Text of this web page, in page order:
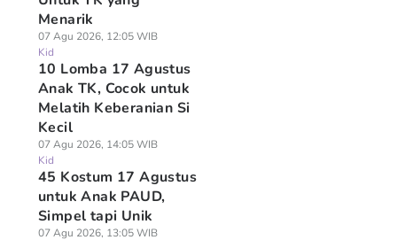
Menarik
07 Agu 2026, 12:05 WIB
Kid
10 Lomba 17 Agustus
Anak TK, Cocok untuk
Melatih Keberanian Si
Kecil
07 Agu 2026, 14:05 WIB
Kid
45 Kostum 17 Agustus
untuk Anak PAUD,
Simpel tapi Unik
07 Agu 2026, 13:05 WIB